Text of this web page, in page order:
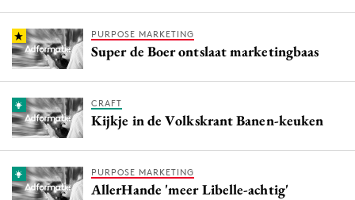
PURPOSE MARKETING
Super de Boer ontslaat marketingbaas
CRAFT
Kijkje in de Volkskrant Banen-keuken
PURPOSE MARKETING
AllerHande 'meer Libelle-achtig'